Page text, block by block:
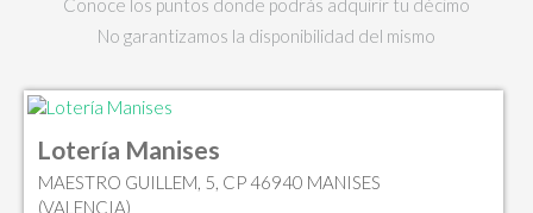
No garantizamos la disponibilidad del mismo
Lotería Manises
MAESTRO GUILLEM, 5, CP 46940 MANISES
(VALENCIA)